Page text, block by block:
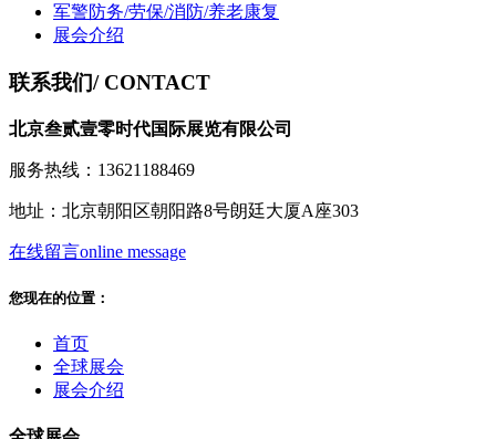
军警防务/劳保/消防/养老康复
展会介绍
联系我们/ CONTACT
北京叁贰壹零时代国际展览有限公司
服务热线：13621188469
地址：北京朝阳区朝阳路8号朗廷大厦A座303
在线留言online message
您现在的位置：
首页
全球展会
展会介绍